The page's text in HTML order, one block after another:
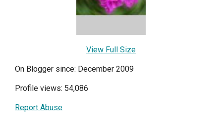
View Full Size
On Blogger since: December 2009
Profile views: 54,086
Report Abuse